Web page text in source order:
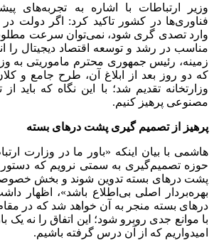
وزیر ارتباطات با اشاره به تجربه‌های
فناوری‌ها در کشور تاکید کرد: اگر
وارد تصدی گری شود، نمی‌توان سرعت
مناسب در رشد و توسعه اقتصاد دیجیتال را
زمینه، رئیس جمهوری محترم ماموریتی به
که دو روز بعد از ابلاغ آن، طرح جامع و
وزارتخانه تقدیم شد؛ با این نگاه که
مصنوعی پرهیز کنیم.
پرهیز از تصمیم گیری پشت درهای بسته
هاشمی با بیان اینکه «باور ما در وزارت
حوزه تصمیم‌گیری به سمتی نرویم که دستور
پشت درهای بسته تدوین شوند و بخش
بهره‌بردار اصلی بی‌اطلاع باشد»، اظهار
درهای بسته منجر به آن خواهد شد که در
با موانع جدی روبرو شود؛ این اتفاق را نه یک
امیدواریم که از آن درس گرفته باشیم.